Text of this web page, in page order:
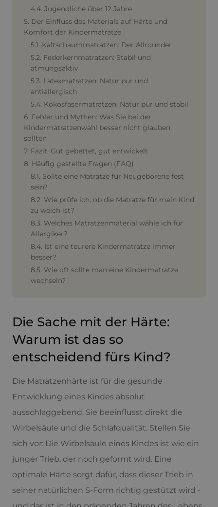
4.4. Jugendliche über 12 Jahre
5. Der Einfluss des Materials auf Härte und
Komfort der Kindermatratze
5.1. Kaltschaummatratzen: Der Allrounder
5.2. Federkernmatratzen: Stabil und
atmungsaktiv
5.3. Latexmatratzen: Natur pur und
antiallergisch
5.4. Kokosfasermatratzen: Natur pur und stabil
6. Fehler und Mythen: Was Sie bei der
Kindermatratzenwahl besser nicht glauben
sollten
7. Fazit: Gut gebettet, gut entwickelt
8. Häufig gestellte Fragen (FAQ)
8.1. Sollte eine Matratze für Neugeborene fest
sein?
8.2. Wie prüfe ich, ob die Matratze für mein Kind
zu weich ist?
8.3. Welches Matratzenmaterial wähle ich für
Allergiker?
8.4. Ist eine teurere Kindermatratze immer
besser?
8.5. Wie oft sollte man eine Kindermatratze
wechseln?
Die Sache mit der Härte:
Warum ist das so
entscheidend fürs Kind?
Die Matratzenhärte ist für die gesunde
Entwicklung eines Kindes absolut
ausschlaggebend. Sie beeinflusst direkt die
Wirbelsäule und die Schlafqualität. Stellen Sie
sich vor: Die Wirbelsäule eines Kindes ist wie ein
junger Trieb, der noch geformt wird. Eine
optimale Härte sorgt dafür, dass dieser Trieb in
seiner natürlichen S-Form richtig gestützt wird -